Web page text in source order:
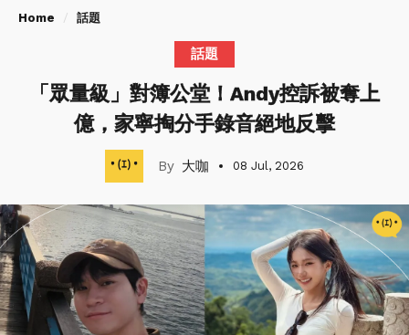
Home 話題
話題
「眾量級」對簿公堂！Andy控訴被奪上
億，家寧掏分手錄音絕地反擊
大咖 08 Jul, 2026